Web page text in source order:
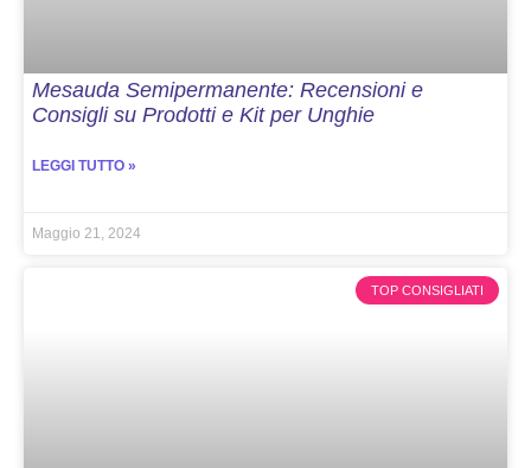
Mesauda Semipermanente: Recensioni e
Consigli su Prodotti e Kit per Unghie
LEGGI TUTTO »
Maggio 21, 2024
TOP CONSIGLIATI